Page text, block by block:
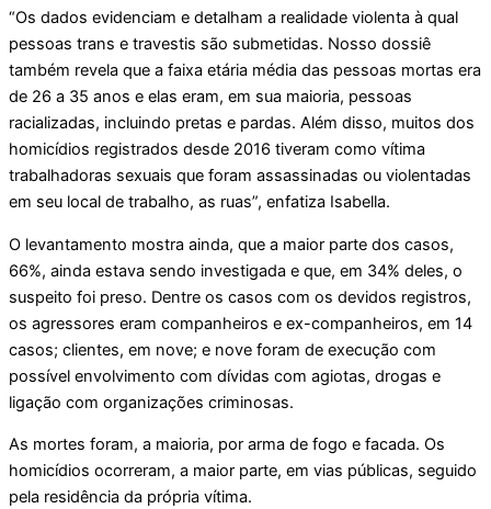
“Os dados evidenciam e detalham a realidade violenta à qual
pessoas trans e travestis são submetidas. Nosso dossiê
também revela que a faixa etária média das pessoas mortas era
de 26 a 35 anos e elas eram, em sua maioria, pessoas
racializadas, incluindo pretas e pardas. Além disso, muitos dos
homicídios registrados desde 2016 tiveram como vítima
trabalhadoras sexuais que foram assassinadas ou violentadas
em seu local de trabalho, as ruas”, enfatiza Isabella.
O levantamento mostra ainda, que a maior parte dos casos,
66%, ainda estava sendo investigada e que, em 34% deles, o
suspeito foi preso. Dentre os casos com os devidos registros,
os agressores eram companheiros e ex-companheiros, em 14
casos; clientes, em nove; e nove foram de execução com
possível envolvimento com dívidas com agiotas, drogas e
ligação com organizações criminosas.
As mortes foram, a maioria, por arma de fogo e facada. Os
homicídios ocorreram, a maior parte, em vias públicas, seguido
pela residência da própria vítima.